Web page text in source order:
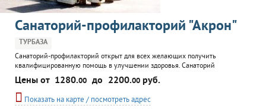
Санаторий-профилакторий "Акрон"
ТУРБАЗА
Санаторий-профилакторий открыт для всех желающих получить
квалифицированную помощь в улучшении здоровья. Санаторий
расположен по-соседству с ж/д и автовокзалами. В санатории каждый гость
сможет выбрать номер по вкусу, посетить лечебное отделение, кроме этого
к услугам посетителей: сауна, солярий, инфракрасная кабина,
экскурсионное сопровождение, конференц-зал, диско-зал.
Цены от 1280.00 до 2200.00 руб.
Показать на карте / посмотреть адрес